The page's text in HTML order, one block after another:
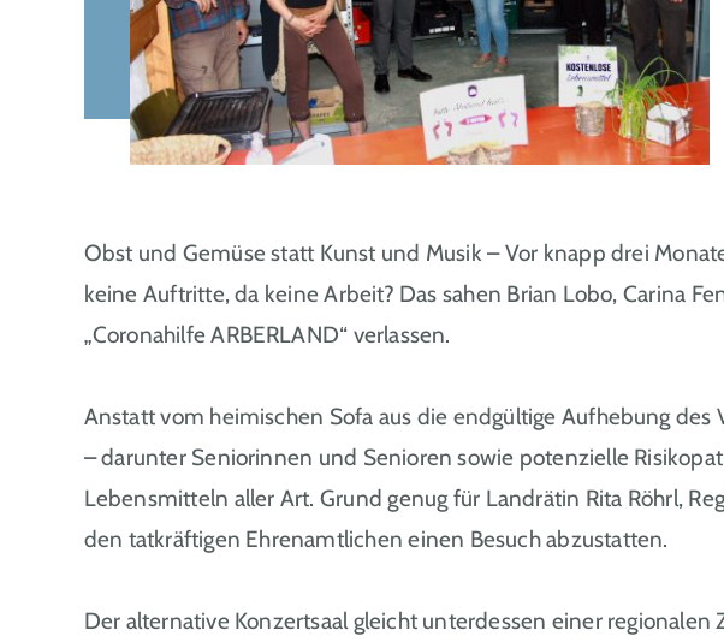
Obst und Gemüse statt Kunst und Musik – Vor knapp drei
keine Auftritte, da keine Arbeit? Das sahen Brian Lobo, Carina
„Coronahilfe ARBERLAND“ verlassen.
Anstatt vom heimischen Sofa aus die endgültige Aufhebung
– darunter Seniorinnen und Senioren sowie potenzielle
Lebensmitteln aller Art. Grund genug für Landrätin Rita Röhrl,
den tatkräftigen Ehrenamtlichen einen Besuch abzustatten.
Der alternative Konzertsaal gleicht unterdessen einer